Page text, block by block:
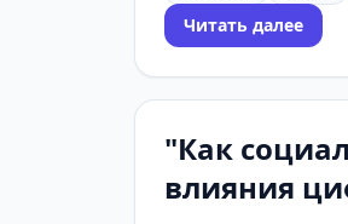
Читать далее
"Как
влияния